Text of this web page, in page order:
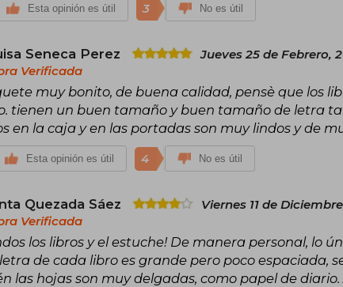
Esta opinión es útil 3 No es útil
Seneca Perez
Jueves 25 de Febrero,
Verificada
muy bonito, de buena calidad, pensè que los
tienen un buen tamaño y buen tamaño de letra
en la caja y en las portadas son muy lindos y de
Esta opinión es útil 4 No es útil
Quezada Sáez
Viernes 11 de
Verificada
los libros y el estuche! De manera personal, lo
de cada libro es grande pero poco espaciada,
las hojas son muy delgadas, como papel de